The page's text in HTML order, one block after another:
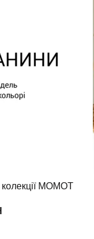
MOMOT